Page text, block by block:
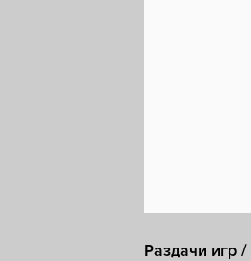
Раздачи игр /